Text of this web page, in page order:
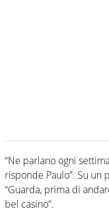
“Ne parlano ogni
risponde Paulo”. Su un
“Guarda, prima di
bel casino”.